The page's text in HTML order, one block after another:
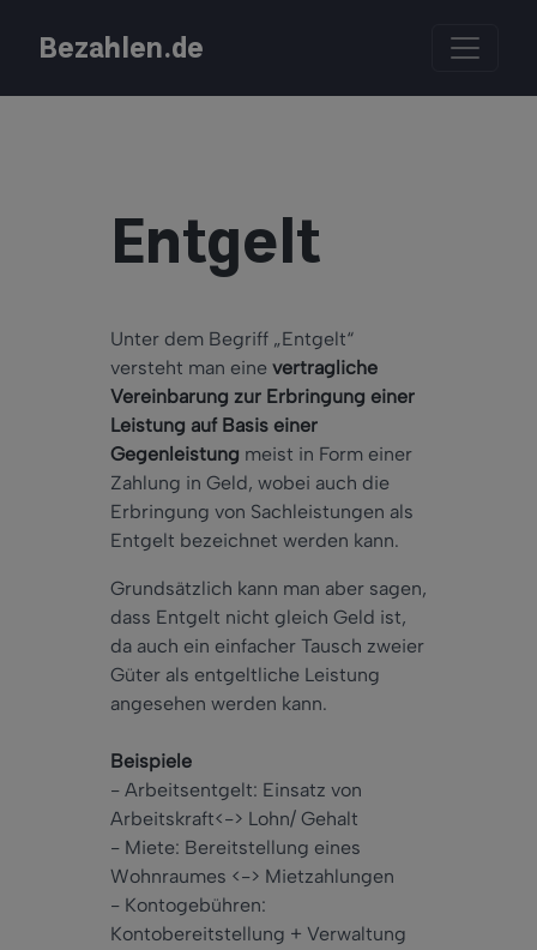
Bezahlen.de
Entgelt
Unter dem Begriff „Entgelt“
versteht man eine vertragliche
Vereinbarung zur Erbringung einer
Leistung auf Basis einer
Gegenleistung meist in Form einer
Zahlung in Geld, wobei auch die
Erbringung von Sachleistungen als
Entgelt bezeichnet werden kann.
Grundsätzlich kann man aber sagen,
dass Entgelt nicht gleich Geld ist,
da auch ein einfacher Tausch zweier
Güter als entgeltliche Leistung
angesehen werden kann.
Beispiele
- Arbeitsentgelt: Einsatz von
Arbeitskraft<-> Lohn/ Gehalt
- Miete: Bereitstellung eines
Wohnraumes <-> Mietzahlungen
- Kontogebühren:
Kontobereitstellung + Verwaltung